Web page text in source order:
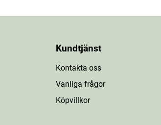
Kundtjänst
Kontakta oss
Vanliga frågor
Köpvillkor